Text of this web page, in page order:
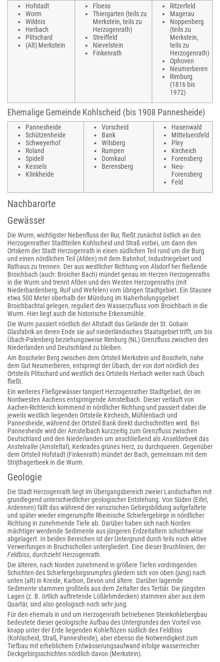
Hofstadt
Worm
Wildnis
Herbach
Plitschard
(Alt) Merkstein
Floess
Thiergarten (teils zu
Merkstein, teils zu
Herzogenrath)
Streiffeld
Nievelstein
Finkenrath
Ritzerfeld
Magerau
Noppenberg
(teils zu
Merkstein,
teils zu
Herzogenrath)
Ophoven
Neumerberen
Rimburg
(1816 bis
1972)
Ehemalige Gemeinde Kohlscheid (bis 1908 Pannesheide)
Pannesheide
Schützenheide
Schweyerhof
Roland
Spidell
Kessels
Klinkheide
Vorscheid
Bank
Wilsberg
Rumpen
Dornkaul
Berensberg
Hasenwald
Mitteluersfeld
Pley
Kircheich
Forensberg
Neu-
Forensberg
Feld
Nachbarorte
Gewässer
Die Wurm, wichtigster Nebenfluss der Rur, fließt zunächst östlich an den
Herzogenrather Stadtteilen Kohlscheid und Straß vorbei, um dann den
Ortskern der Stadt Herzogenrath in einen südlichen Teil rund um die Burg
und einen nördlichen Teil (Afden) mit dem Bahnhof, Industriegebiet und
Rathaus zu trennen. Der aus westlicher Richtung von Alsdorf her fließende
Broichbach (auch: Broicher Bach) mündet genau im Herzen Herzogenraths
in die Wurm und trennt Afden und den Westen Herzogenraths (mit
Niederbardenberg, Ruif und Wefelen) vom übrigen Stadtgebiet. Ein Stausee
etwa 500 Meter oberhalb der Mündung im Naherholungsgebiet
Broichbachtal gelegen, reguliert den Wasserzufluss vom Broichbach in die
Wurm. Hier liegt auch die historische Erkensmühle.
Die Wurm passiert nördlich der Altstadt das Gelände der St. Gobain
Glasfabrik an deren Ende sie auf niederländisches Staatsgebiet trifft, um bis
Übach-Palenberg beziehungsweise Rimburg (NL) Grenzfluss zwischen den
Niederlanden und Deutschland zu bleiben.
Am Boscheler Berg zwischen dem Ortsteil Merkstein und Boscheln, nahe
dem Gut Neumerberen, entspringt der Übach, der von dort nördlich des
Ortsteils Plitschard und westlich des Ortsteils Herbach weiter nach Übach
fließt.
Ein weiteres Fließgewässer tangiert Herzogenrather Stadtgebiet, der im
Nordwesten Aachens entspringende Amstelbach. Dieser verläuft von
Aachen-Richterich kommend in nördlicher Richtung und passiert dabei die
jeweils westlich liegenden Ortsteile Kircheich, Mühlenbach und
Pannesheide, während der Ortsteil Bank direkt durchschnitten wird. Bei
Pannesheide wird der Amstelbach kurzzeitig zum Grenzfluss zwischen
Deutschland und den Niederlanden um anschließend alsAnselderbeekdas
Anstelvallei (Amsteltal), Kerkrades grünes Herz, zu durchqueren. Gegenüber
dem Ortsteil Hofstadt (Finkenrath) mündet der Bach, gemeinsam mit dem
Strijthagerbeek in die Wurm.
Geologie
Die Stadt Herzogenrath liegt im Übergangsbereich zweier Landschaften mit
grundlegend unterschiedlicher geologischer Entstehung. Von Süden (Eifel,
Ardennen) fällt das während der variszischen Gebirgsbildung aufgefaltete
und später wieder eingerumpfte Rheinische Schiefergebirge in nördlicher
Richtung in zunehmende Tiefe ab. Darüber haben sich nach Norden
mächtiger werdende Sedimente aus jüngeren Erdzeitaltern schichtweise
abgelagert. In beiden Bereichen ist der Untergrund durch teils noch aktive
Verwerfungen in Bruchschollen untergliedert. Eine dieser Bruchlinien, der
Feldbiss, durchzieht Herzogenrath.
Die älteren, nach Norden zunehmend in größere Tiefen vordringenden
Schichten des Schiefergebirgsrumpfes gliedern sich von oben (jung) nach
unten (alt) in Kreide, Karbon, Devon und ältere. Darüber lagernde
Sedimente stammen großteils aus dem Zeitalter des Tertiär. Die jüngsten
Lagen (z. B. örtlich auftretende Lößlehmdecken) stammen aber aus dem
Quartär, sind also geologisch noch sehr jung.
Für den ehemals in und um Herzogenrath betriebenen Steinkohlebergbau
bedeutete dieser geologische Aufbau des Untergrundes den Vorteil von
knapp unter der Erde liegenden Kohleflözen südlich des Feldbiss
(Kohlscheid, Straß, Pannesheide), aber ebenso die Notwendigkeit zum
Tiefbau mit erheblichem Entwässerungsaufwand infolge wasserreicher
Deckgebirgsschichten nördlich davon (Merkstein).